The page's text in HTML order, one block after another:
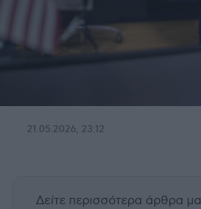
21.05.2026, 23:12
Δείτε περισσότερα άρθρα